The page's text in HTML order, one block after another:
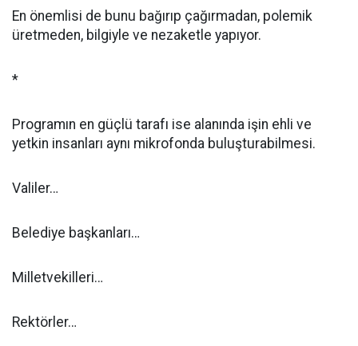
En önemlisi de bunu bağırıp çağırmadan, polemik
üretmeden, bilgiyle ve nezaketle yapıyor.
*
Programın en güçlü tarafı ise alanında işin ehli ve
yetkin insanları aynı mikrofonda buluşturabilmesi.
Valiler…
Belediye başkanları…
Milletvekilleri…
Rektörler…